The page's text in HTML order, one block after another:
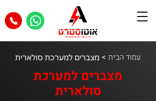
עמוד הבית > מצברים למערכת סולארית
מצברים למערכת
סולארית